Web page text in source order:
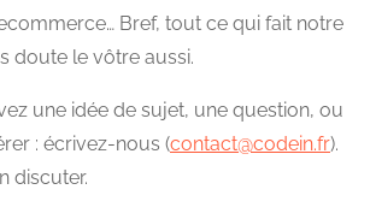
Bref, tout ce qui fait notre
doute le vôtre aussi.
une idée de sujet, une question, ou
: écrivez-nous (contact@codein.fr).
discuter.